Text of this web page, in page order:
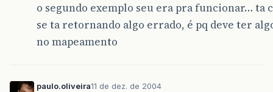
o segundo exemplo seu era pra funcionar… ta
se ta retornando algo errado, é pq deve ter
no mapeamento
paulo.oliveira11 de dez. de 2004